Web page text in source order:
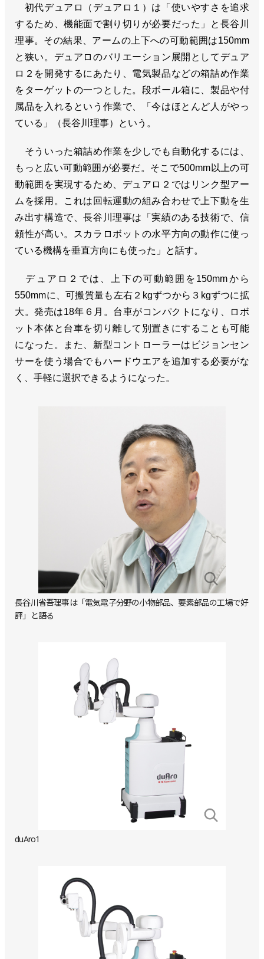
初代デュアロ（デュアロ１）は「使いやすさを追求
するため、機能面で割り切りが必要だった」と長谷川
理事。その結果、アームの上下への可動範囲は150mm
と狭い。デュアロのバリエーション展開としてデュア
ロ２を開発するにあたり、電気製品などの箱詰め作業
をターゲットの一つとした。段ボール箱に、製品や付
属品を入れるという作業で、「今はほとんど人がやっ
ている」（長谷川理事）という。
そういった箱詰め作業を少しでも自動化するには、
もっと広い可動範囲が必要だ。そこで500mm以上の可
動範囲を実現するため、デュアロ２ではリンク型アー
ムを採用。これは回転運動の組み合わせで上下動を生
み出す構造で、長谷川理事は「実績のある技術で、信
頼性が高い。スカラロボットの水平方向の動作に使っ
ている機構を垂直方向にも使った」と話す。
デュアロ２では、上下の可動範囲を150mmから
550mmに、可搬質量も左右２kgずつから３kgずつに拡
大。発売は18年６月。台車がコンパクトになり、ロボ
ット本体と台車を切り離して別置きにすることも可能
になった。また、新型コントローラーはビジョンセン
サーを使う場合でもハードウエアを追加する必要がな
く、手軽に選択できるようになった。
長谷川省吾理事は「電気電子分野の小物部品、要素部品の工場で好
評」と語る
duAro1